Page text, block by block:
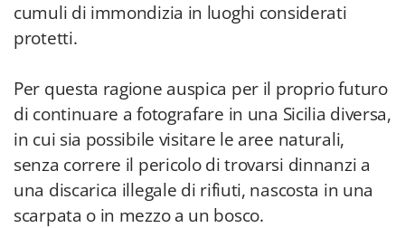
cumuli di immondizia in luoghi considerati
protetti.
Per questa ragione auspica per il proprio futuro
di continuare a fotografare in una Sicilia diversa,
in cui sia possibile visitare le aree naturali,
senza correre il pericolo di trovarsi dinnanzi a
una discarica illegale di rifiuti, nascosta in una
scarpata o in mezzo a un bosco.